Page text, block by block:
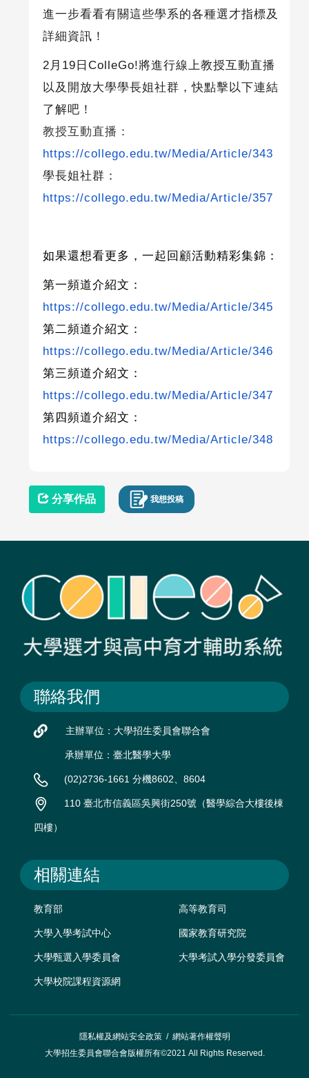
進一步看看有關這些學系的各種選才指標及
詳細資訊！
2月 19 日 ColleGo!將進行線上教授互動直播
以及開放大學學長姐社群，快點擊以下連結
了解吧！
教授互動直播：
https://collego.edu.tw/Media/Article/343
學長姐社群：
https://collego.edu.tw/Media/Article/357
如果還想看更多，一起回顧活動精彩集錦：
第一頻道介紹文：
https://collego.edu.tw/Media/Article/345
第二頻道介紹文：
https://collego.edu.tw/Media/Article/346
第三頻道介紹文：
https://collego.edu.tw/Media/Article/347
第四頻道介紹文：
https://collego.edu.tw/Media/Article/348
分享作品 我想投稿
聯絡我們
主辦單位：大學招生委員會聯合會
承辦單位：臺北醫學大學
(02)2736-1661 分機8602、8604
110 臺北市信義區吳興街250號（醫學綜合大樓後棟
四樓）
相關連結
教育部 高等教育司
大學入學考試中心 國家教育研究院
大學甄選入學委員會 大學考試入學分發委員會
大學校院課程資源網
隱私權及網站安全政策/ 網站著作權聲明
大學招生委員會聯合會版權所有©2021 All Rights Reserved.